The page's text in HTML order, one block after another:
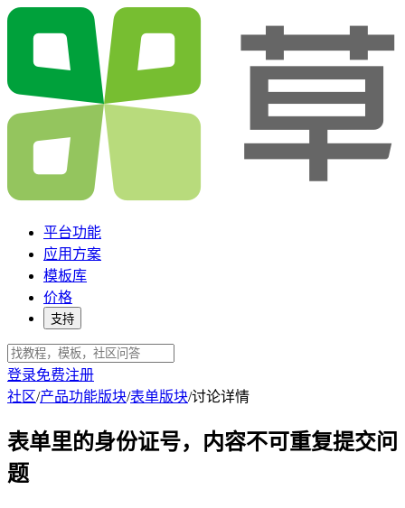
平台功能
应用方案
模板库
价格
支持
登录免费注册
社区/产品功能版块/表单版块/讨论详情
表单里的身份证号，内容不可重复提交问
题